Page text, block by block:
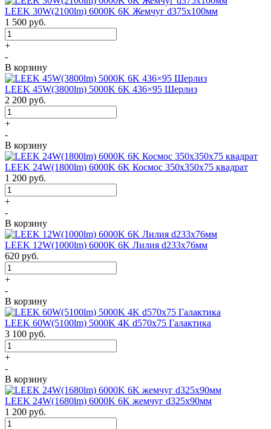
LEEK 30W(2100lm) 6000K 6K Жемчуг d375x100мм
1 500 руб.
+
-
В корзину
LEEK 45W(3800lm) 5000K 6K 436×95 Шерлиз
2 200 руб.
+
-
В корзину
LEEK 24W(1800lm) 6000K 6K Космос 350x350x75 квадрат
1 200 руб.
+
-
В корзину
LEEK 12W(1000lm) 6000K 6K Лилия d233x76мм
620 руб.
+
-
В корзину
LEEK 60W(5100lm) 5000K 4K d570x75 Галактика
3 100 руб.
+
-
В корзину
LEEK 24W(1680lm) 6000K 6K жемчуг d325x90мм
1 200 руб.